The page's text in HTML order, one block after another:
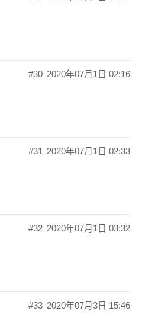
2020年07月1日 02:16
#30
2020年07月1日 02:33
#31
2020年07月1日 03:32
#32
2020年07月3日 15:46
#33